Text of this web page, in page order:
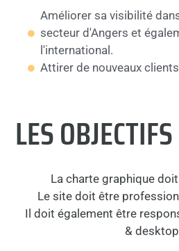
Améliorer sa visibilité
secteur d'Angers et
l'international.
Attirer de nouveaux
LES
La charte graphique
Le site doit être
Il doit également être
&